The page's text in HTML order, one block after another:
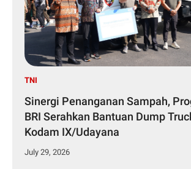
TNI
Sinergi Penanganan Sampah,
BRI Serahkan Bantuan Dump Truck Kepada
Kodam IX/Udayana
July 29, 2026